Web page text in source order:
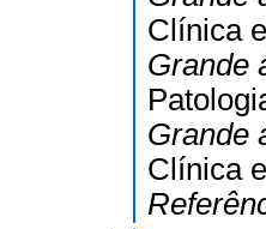
Clínica
Grande
Grande
Clínica